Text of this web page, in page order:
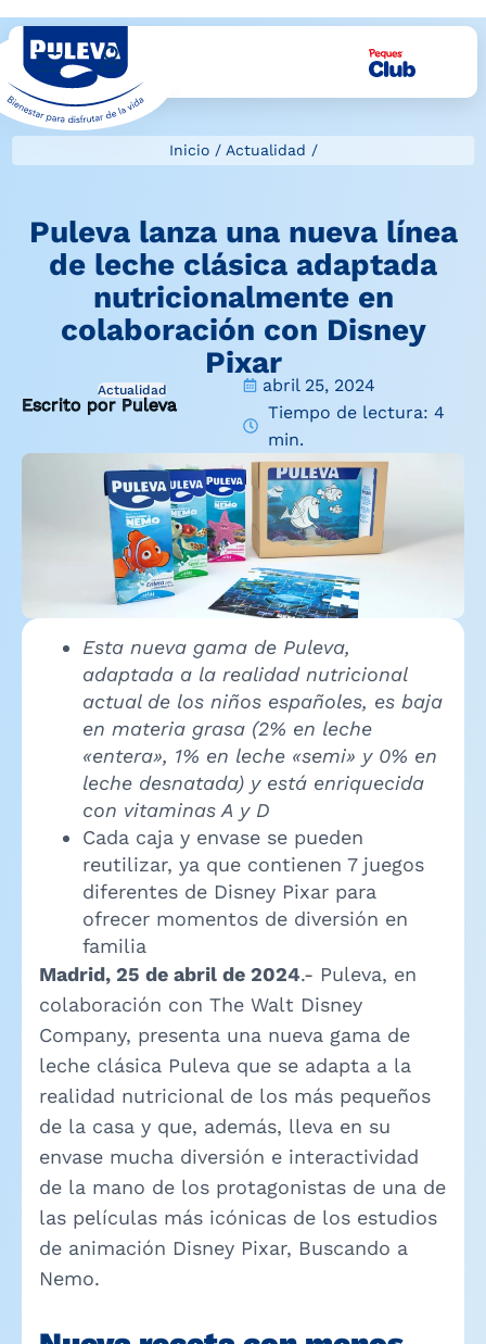
Inicio/ Actualidad /
Puleva lanza una nueva línea
de leche clásica adaptada
nutricionalmente en
colaboración con Disney
Pixar
Actualidad
Escrito por Puleva
abril 25, 2024
Tiempo de lectura: 4
min.
Esta nueva gama de Puleva,
adaptada a la realidad nutricional
actual de los niños españoles, es baja
en materia grasa (2% en leche
«entera», 1% en leche «semi» y 0% en
leche desnatada) y está enriquecida
con vitaminas A y D
Cada caja y envase se pueden
reutilizar, ya que contienen 7 juegos
diferentes de Disney Pixar para
ofrecer momentos de diversión en
familia
Madrid, 25 de abril de 2024.- Puleva, en
colaboración con The Walt Disney
Company, presenta una nueva gama de
leche clásica Puleva que se adapta a la
realidad nutricional de los más pequeños
de la casa y que, además, lleva en su
envase mucha diversión e interactividad
de la mano de los protagonistas de una de
las películas más icónicas de los estudios
de animación Disney Pixar, Buscando a
Nemo.